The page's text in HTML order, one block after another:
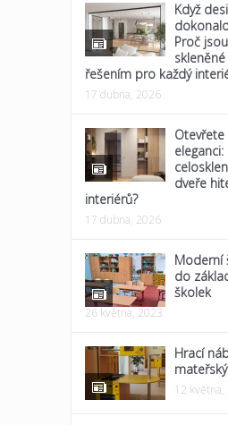
Když
Proč
řešením pro každý
17 dubna, 2026
dveře
interiérů?
17 dubna, 2026
Moderní
do
školek
26 května, 2023
Hrací
12 května,